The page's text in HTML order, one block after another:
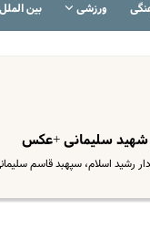
ورزشی بین الملل
شهید سلیمانی +عکس
رشید اسلام‌، سپهبد قاسم